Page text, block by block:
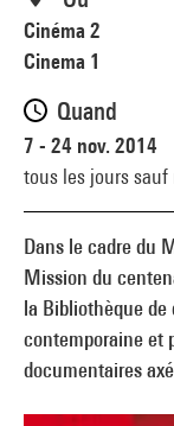
Dans le cadre du
Mission du
la Bibliothèque
contemporaine et
documentaires
Cinéma 2
Cinema 1
Quand
7 - 24 nov. 2014
tous les jours sauf